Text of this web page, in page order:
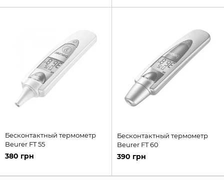
Бесконтактный термометр
Beurer FT 55
380 грн
Бесконтактный термометр
Beurer FT 60
390 грн